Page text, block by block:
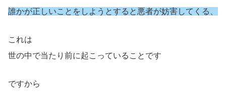
誰かが正しいことをしようとすると悪者が妨害してくる、
これは
世の中で当たり前に起こっていることです
ですから